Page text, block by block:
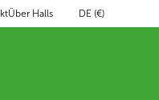
Über Halls DE (€)